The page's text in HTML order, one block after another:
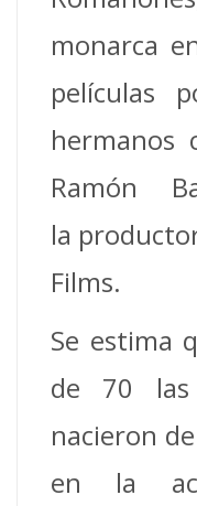
monarca
películas
hermanos
Ramón
la
Films.
Se estima
de 70 las
nacieron
en la